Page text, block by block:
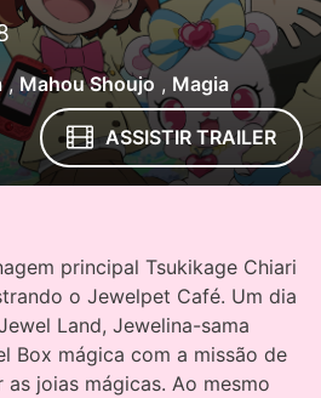
, Mahou Shoujo , Magia
ASSISTIR TRAILER
principal Tsukikage Chiari
o Jewelpet Café. Um dia
Land, Jewelina-sama
Box mágica com a missão de
joias mágicas. Ao mesmo